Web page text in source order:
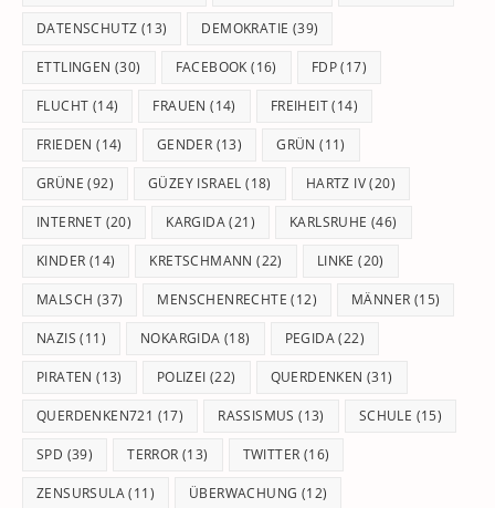
DATENSCHUTZ (13) DEMOKRATIE (39)
ETTLINGEN (30) FACEBOOK (16) FDP(17)
FLUCHT (14) FRAUEN (14) FREIHEIT(14)
FRIEDEN (14) GENDER (13) GRÜN (11)
GRÜNE (92) GÜZEY ISRAEL (18) HARTZ IV(20)
INTERNET (20) KARGIDA(21) KARLSRUHE (46)
KINDER (14) KRETSCHMANN (22) LINKE (20)
MALSCH (37) MENSCHENRECHTE (12) MÄNNER (15)
NAZIS (11) NOKARGIDA (18) PEGIDA(22)
PIRATEN (13) POLIZEI (22) QUERDENKEN (31)
QUERDENKEN721 (17) RASSISMUS (13) SCHULE (15)
SPD (39) TERROR (13) TWITTER (16)
ZENSURSULA(11) ÜBERWACHUNG (12)